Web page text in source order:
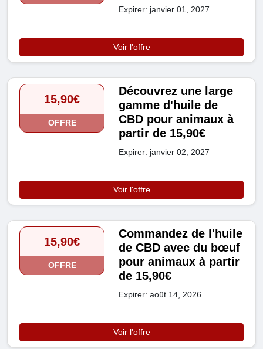
Expirer: janvier 01, 2027
Voir l'offre
15,90€
OFFRE
Découvrez une large
gamme d'huile de
CBD pour animaux à
partir de 15,90€
Expirer: janvier 02, 2027
Voir l'offre
15,90€
OFFRE
Commandez de l'huile
de CBD avec du bœuf
pour animaux à partir
de 15,90€
Expirer: août 14, 2026
Voir l'offre